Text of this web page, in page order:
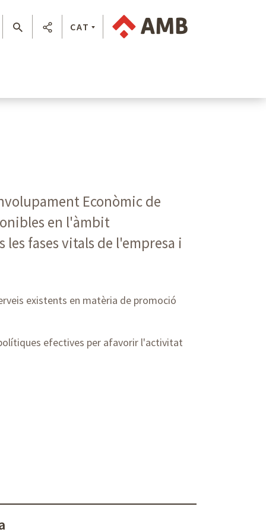
CAT
Econòmic de
en l'àmbit
fases vitals de l'empresa i
existents en matèria de promoció
efectives per afavorir l'activitat